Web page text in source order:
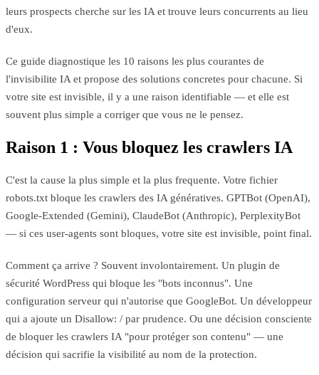
leurs prospects cherche sur les IA et trouve leurs concurrents au lieu
d'eux.
Ce guide diagnostique les 10 raisons les plus courantes de
l'invisibilite IA et propose des solutions concretes pour chacune. Si
votre site est invisible, il y a une raison identifiable — et elle est
souvent plus simple a corriger que vous ne le pensez.
Raison 1 : Vous bloquez les crawlers IA
C'est la cause la plus simple et la plus frequente. Votre fichier
robots.txt bloque les crawlers des IA génératives. GPTBot (OpenAI),
Google-Extended (Gemini), ClaudeBot (Anthropic), PerplexityBot
— si ces user-agents sont bloques, votre site est invisible, point final.
Comment ça arrive ? Souvent involontairement. Un plugin de
sécurité WordPress qui bloque les "bots inconnus". Une
configuration serveur qui n'autorise que GoogleBot. Un développeur
qui a ajoute un Disallow: / par prudence. Ou une décision consciente
de bloquer les crawlers IA "pour protéger son contenu" — une
décision qui sacrifie la visibilité au nom de la protection.